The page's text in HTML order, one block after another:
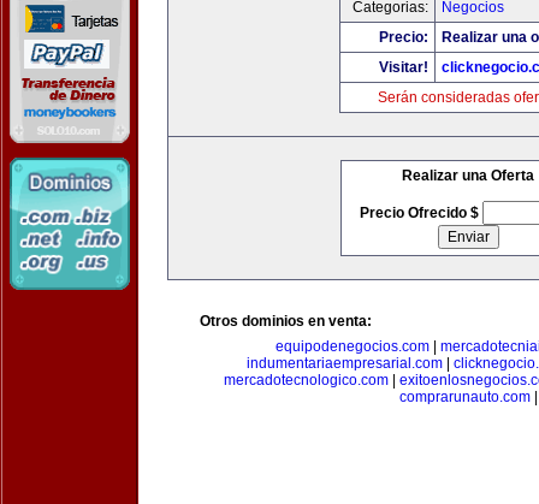
Categorias:
Negocios
Precio:
Realizar una
Visitar!
Serán consideradas
Realizar una Oferta
Precio Ofrecido $
Otros dominios en venta:
equipodenegocios.com|
indumentariaempresarial.com
mercadotecnologico.com
comprarunauto.com|